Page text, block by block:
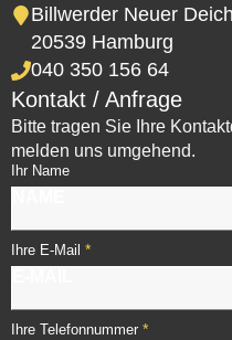
Billwerder Neuer
20539 Hamburg
040 350 156 64
Kontakt / Anfrage
Bitte tragen Sie Ihre
melden uns umgehend.
Ihr Name
Ihre E-Mail *
Ihre Telefonnummer *